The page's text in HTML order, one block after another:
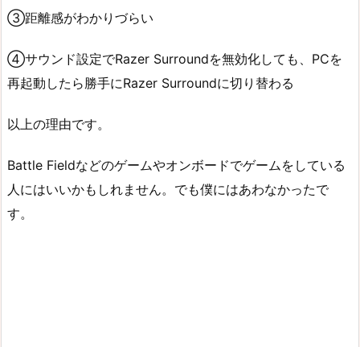
③距離感がわかりづらい
④サウンド設定でRazer Surroundを無効化しても、PCを
再起動したら勝手にRazer Surroundに切り替わる
以上の理由です。
Battle Fieldなどのゲームやオンボードでゲームをしている
人にはいいかもしれません。でも僕にはあわなかったで
す。